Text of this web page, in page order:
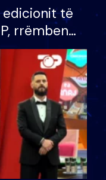
edicionit të
rrëmben
mijë eurosh